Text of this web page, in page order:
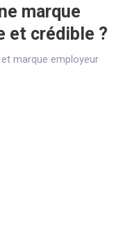
marque
et crédible ?
marque employeur